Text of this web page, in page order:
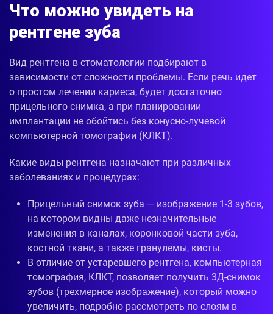
Что можно увидеть на
рентгене зуба
Вид рентгена в стоматологии подбирают в
зависимости от сложности проблемы. Если речь идет
о простом лечении кариеса, будет достаточно
прицельного снимка, а при планировании
имплантации не обойтись без конусно-лучевой
компьютерной томографии (КЛКТ).
Какие виды рентгена назначают при различных
заболеваниях и процедурах:
Прицельный снимок зуба — изображение 1-3 зубов,
на котором видны даже незначительные
изменения в каналах, коронковой части зуба,
костной ткани, а также гранулемы, кисты.
В отличие от устаревшего рентгена, компьютерная
томография, КЛКТ, позволяет получить 3Д-снимок
зубов (трехмерное изображение), который можно
увеличить, подробно рассмотреть по слоям в